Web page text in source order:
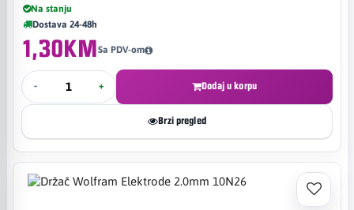
Na stanju
Dostava 24-48h
1,30KMSa PDV-om
- + Dodaj u korpu
Brzi pregled